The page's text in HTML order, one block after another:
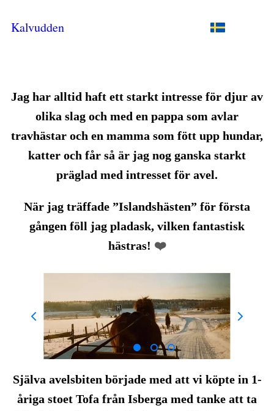
Kalvudden
Jag har alltid haft ett starkt intresse för djur av
olika slag och med en pappa som avlar
travhästar och en mamma som fött upp hundar,
katter och får så är jag nog ganska starkt
präglad med intresset för avel.
När jag träffade ”Islandshästen” för första
gången föll jag pladask, vilken fantastisk
hästras! ❤️
Själva avelsbiten började med att vi köpte in 1-
åriga stoet Tofa från Isberga med tanke att ta